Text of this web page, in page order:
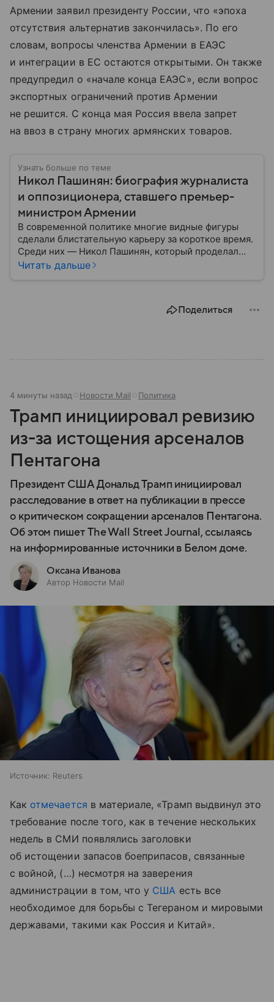
Армении заявил президенту России, что «эпоха
отсутствия альтернатив закончилась». По его
словам, вопросы членства Армении в ЕАЭС
и интеграции в ЕС остаются открытыми. Он также
предупредил о «начале конца ЕАЭС», если вопрос
экспортных ограничений против Армении
не решится. С конца мая Россия ввела запрет
на ввоз в страну многих армянских товаров.
Узнать больше по теме
Никол Пашинян: биография журналиста
и оппозиционера, ставшего премьер-
министром Армении
В современной политике многие видные фигуры
сделали блистательную карьеру за короткое время.
Среди них — Никол Пашинян, который проделал
путь от журналиста и оппозиционера до главы
Читать дальше
Поделиться
4 минуты назад Новости Mail Политика
Трамп инициировал ревизию
из-за истощения арсеналов
Пентагона
Президент США Дональд Трамп инициировал
расследование в ответ на публикации в прессе
о критическом сокращении арсеналов Пентагона.
Об этом пишет The Wall Street Journal, ссылаясь
на информированные источники в Белом доме.
Оксана Иванова
Автор Новости Mail
Источник: Reuters
Как отмечается в материале, «Трамп выдвинул это
требование после того, как в течение нескольких
недель в СМИ появлялись заголовки
об истощении запасов боеприпасов, связанные
с войной, (…) несмотря на заверения
администрации в том, что у США есть все
необходимое для борьбы с Тегераном и мировыми
державами, такими как Россия и Китай».